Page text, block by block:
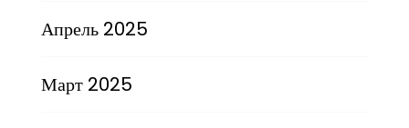
Апрель 2025
Март 2025